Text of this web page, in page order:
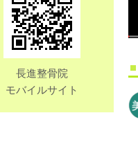
長進整骨院
モバイルサイト